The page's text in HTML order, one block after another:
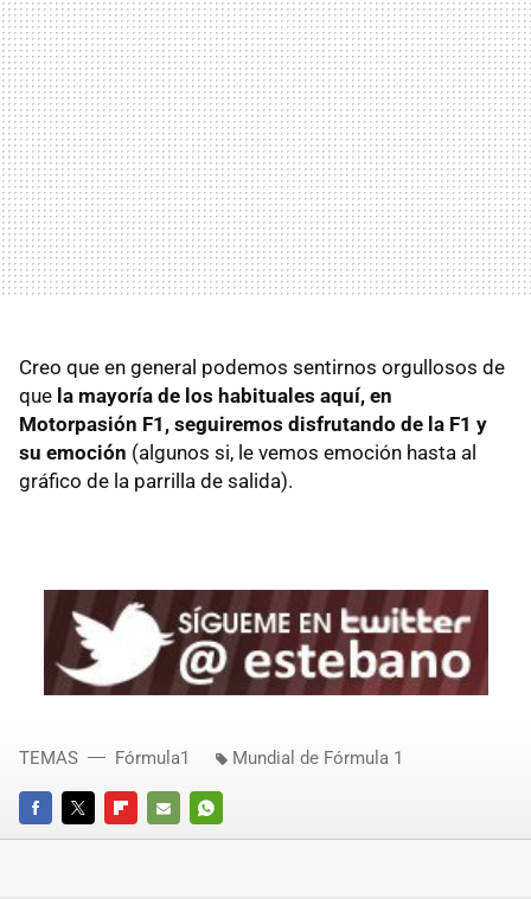
Creo que en general podemos sentirnos orgullosos de
que la mayoría de los habituales aquí, en
Motorpasión F1, seguiremos disfrutando de la F1 y
su emoción (algunos si, le vemos emoción hasta al
gráfico de la parrilla de salida).
FACEBOOKTWITTERFLIPBOARD
E-
WHATSAPP
TEMAS Fórmula1 Mundial de Fórmula 1